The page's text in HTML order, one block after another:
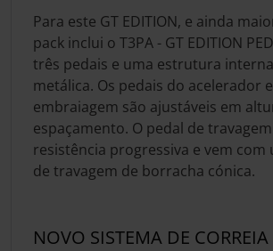
Para este GT EDITION, e ainda
pack inclui o T3PA - GT EDITION
três pedais e uma estrutura
metálica. Os pedais do acelerador
embraiagem são ajustáveis em
espaçamento. O pedal de
resistência progressiva e vem com
de travagem de borracha cónica.
NOVO SISTEMA DE